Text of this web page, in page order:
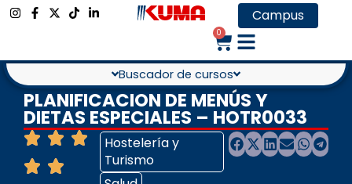
Campus
0
Buscador de cursos
PLANIFICACION DE MENÚS Y
DIETAS ESPECIALES – HOTR0033
Hostelería y
Turismo